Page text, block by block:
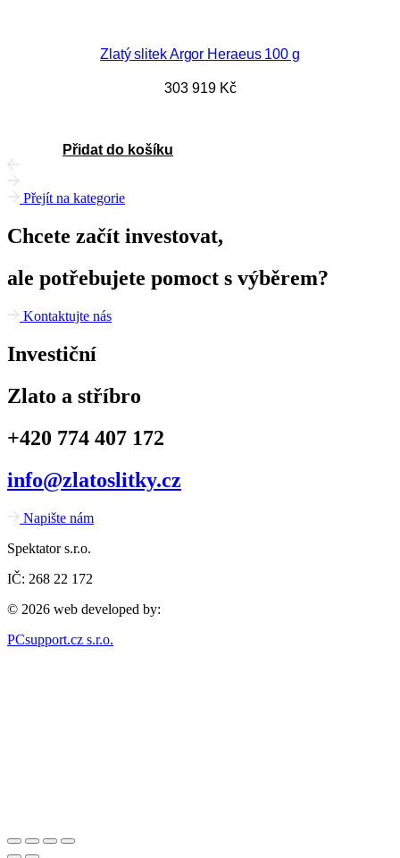
Zlatý slitek Argor Heraeus 100 g
303 919 Kč
Přidat do košíku
Přejít na kategorie
Chcete začít investovat,
ale potřebujete pomoct s výběrem?
Kontaktujte nás
Investiční
Zlato a stříbro
+420 774 407 172
info@zlatoslitky.cz
Napište nám
Spektator s.r.o.
IČ: 268 22 172
© 2026 web developed by:
PCsupport.cz s.r.o.